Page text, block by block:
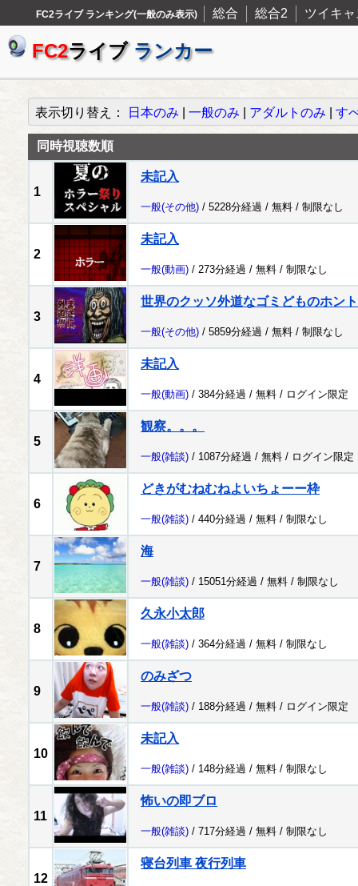
FC2ライブ ランキング(一般のみ表示) 総合 総合2 ツイキャ
FC2ライブ ランカー
表示切り替え： 日本のみ 一般のみ アダルトのみ す
同時視聴数順
1
未記入
一般(その他) / 5228分経過 / 無料 / 制限なし
2
未記入
一般(動画) / 273分経過 / 無料 / 制限なし
3
世界のクッソ外道なゴミどものホン
一般(その他) / 5859分経過 / 無料 / 制限なし
4
未記入
一般(動画) / 384分経過 / 無料 / ログイン限定
5
観察。。。
一般(雑談) / 1087分経過 / 無料 / ログイン限定
6
どきがむねむねよいちょーー枠
一般(雑談) / 440分経過 / 無料 / 制限なし
7
海
一般(雑談) / 15051分経過 / 無料 / 制限なし
8
久永小太郎
一般(雑談) / 364分経過 / 無料 / 制限なし
9
のみざつ
一般(雑談) / 188分経過 / 無料 / ログイン限定
10
未記入
一般(雑談) / 148分経過 / 無料 / 制限なし
11
怖いの即ブロ
一般(雑談) / 717分経過 / 無料 / 制限なし
12
寝台列車 夜行列車